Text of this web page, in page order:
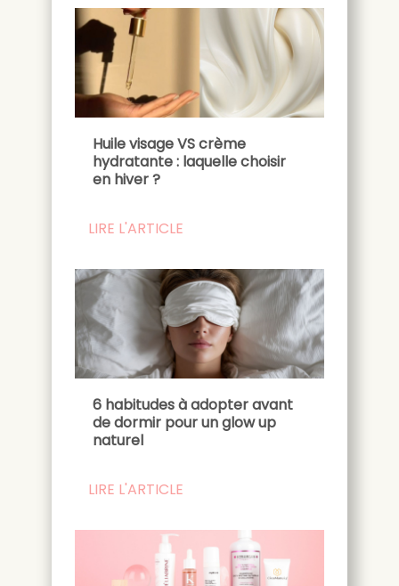
Huile visage VS crème
hydratante : laquelle choisir
en hiver ?
LIRE L'ARTICLE
6 habitudes à adopter avant
de dormir pour un glow up
naturel
LIRE L'ARTICLE